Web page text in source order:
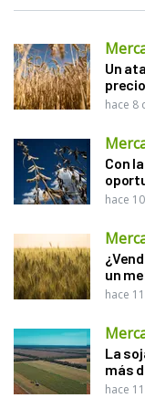
Un
hace 8
Con
hace
un
hace
La
más
hace